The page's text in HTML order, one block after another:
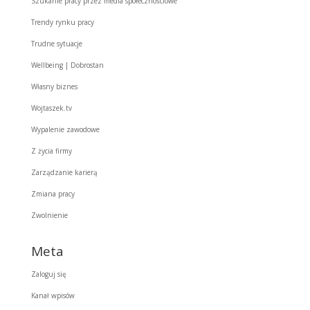
Trendy rynku pracy
Trudne sytuacje
Wellbeing | Dobrostan
Własny biznes
Wojtaszek.tv
Wypalenie zawodowe
Z życia firmy
Zarządzanie karierą
Zmiana pracy
Zwolnienie
Meta
Zaloguj się
Kanał wpisów